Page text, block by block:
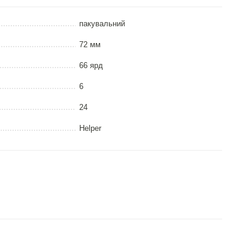
пакувальний
72 мм
66 ярд
6
24
Helper